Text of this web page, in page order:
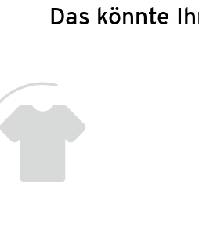
Das könnte